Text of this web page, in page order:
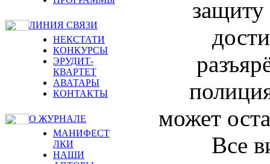
ЛИНИЯ СВЯЗИ
НЕКСТАТИ
КОНКУРСЫ
ЭРУДИТ-
КВАРТЕТ
АВАТАРЫ
КОНТАКТЫ
О ЖУРНАЛЕ
МАНИФЕСТ
ЛКИ
НАШИ
может
Все